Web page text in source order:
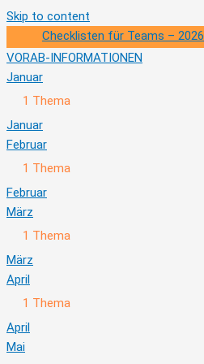
Skip to content
Checklisten für Teams – 2026
VORAB-INFORMATIONEN
Januar
Ausklappen
Januar
1 Thema
Januar
Februar
Ausklappen
Februar
1 Thema
Februar
März
Ausklappen
März
1 Thema
März
April
Ausklappen
April
1 Thema
April
Mai